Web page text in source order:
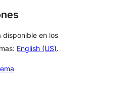
disponible en los
English (US).